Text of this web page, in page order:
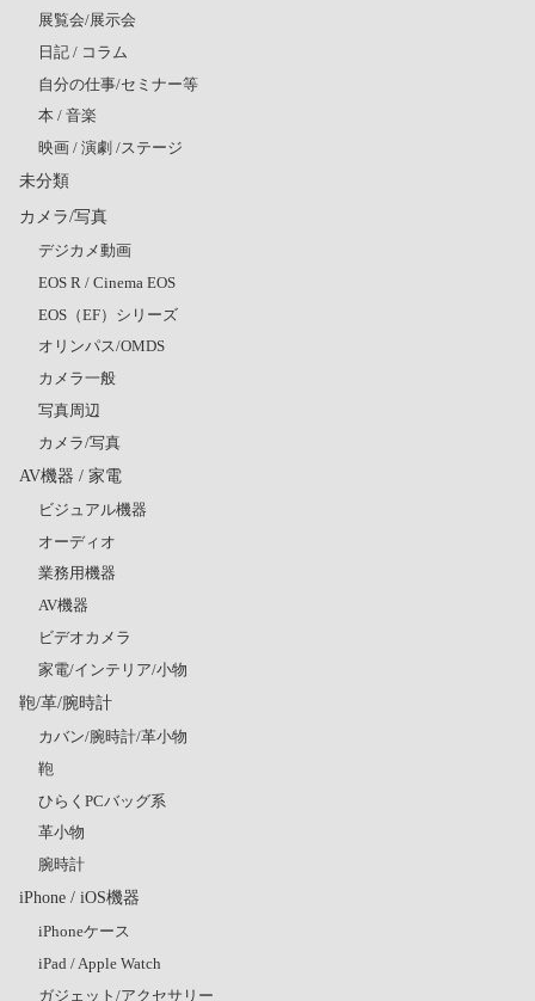
展覧会/展示会
日記 / コラム
自分の仕事/セミナー等
本 / 音楽
映画 / 演劇 /ステージ
未分類
カメラ/写真
デジカメ動画
EOS R / Cinema EOS
EOS（EF）シリーズ
オリンパス/OMDS
カメラ一般
写真周辺
カメラ/写真
AV機器 / 家電
ビジュアル機器
オーディオ
業務用機器
AV機器
ビデオカメラ
家電/インテリア/小物
鞄/革/腕時計
カバン/腕時計/革小物
鞄
ひらくPCバッグ系
革小物
腕時計
iPhone / iOS機器
iPhoneケース
iPad / Apple Watch
ガジェット/アクセサリー